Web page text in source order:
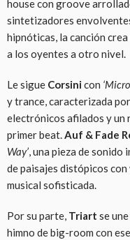
house con groove
sintetizadores
hipnóticas, la canción
a los oyentes a otro nivel.
Le sigue Corsinicon
y trance, caracterizada
electrónicos afilados y un
primer beat.Auf & Fade
Way’, una pieza de
de paisajes distópicos
musical sofisticada.
Por su parte, Triart se une
himno de big-room con